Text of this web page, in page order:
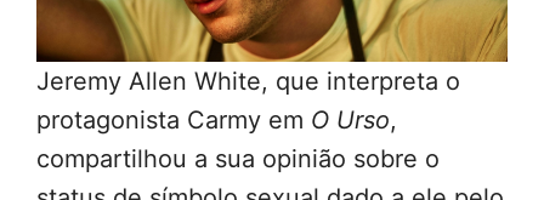
Jeremy Allen White, que interpreta o
protagonista Carmy em O Urso,
compartilhou a sua opinião sobre o